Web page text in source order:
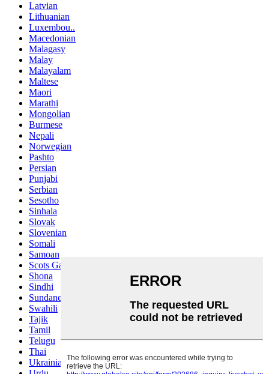
Latvian
Lithuanian
Luxembou..
Macedonian
Malagasy
Malay
Malayalam
Maltese
Maori
Marathi
Mongolian
Burmese
Nepali
Norwegian
Pashto
Persian
Punjabi
Serbian
Sesotho
Sinhala
Slovak
Slovenian
Somali
Samoan
Scots Gaelic
Shona
Sindhi
Sundanese
Swahili
Tajik
Tamil
Telugu
Thai
Ukrainian